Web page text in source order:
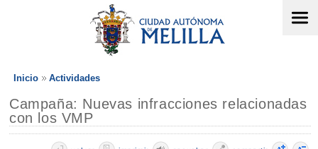
Inicio Actividades
Campaña: Nuevas infracciones relacionadas
con los VMP